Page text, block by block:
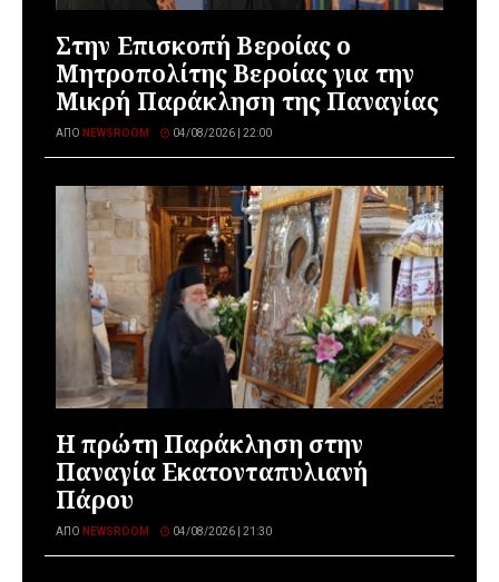
Στην Επισκοπή Βεροίας ο
Μητροπολίτης Βεροίας για την
Μικρή Παράκληση της Παναγίας
ΑΠΌ NEWSROOM 04/08/2026 | 22:00
Η πρώτη Παράκληση στην
Παναγία Εκατονταπυλιανή
Πάρου
ΑΠΌ NEWSROOM 04/08/2026 | 21:30